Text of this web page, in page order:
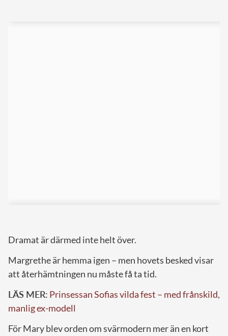
Dramat är därmed inte helt över.
Margrethe är hemma igen – men hovets besked visar
att återhämtningen nu måste få ta tid.
LÄS MER: Prinsessan Sofias vilda fest – med frånskild,
manlig ex-modell
För Mary blev orden om svärmodern mer än en kort